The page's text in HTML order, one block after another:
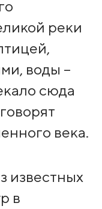
реки
воды –
сюда
века.
известных
в